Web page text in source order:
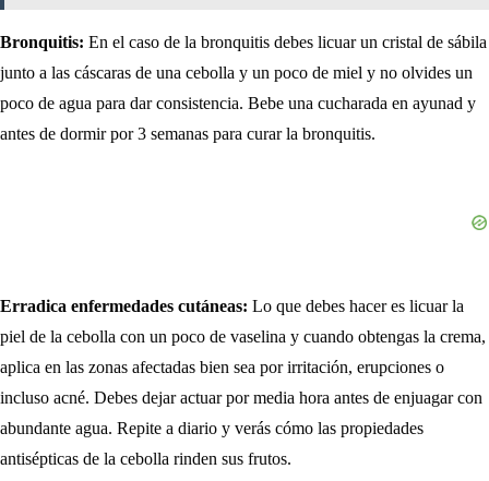
Bronquitis: En el caso de la bronquitis debes licuar un cristal de sábila
junto a las cáscaras de una cebolla y un poco de miel y no olvides un
poco de agua para dar consistencia. Bebe una cucharada en ayunad y
antes de dormir por 3 semanas para curar la bronquitis.
Erradica enfermedades cutáneas: Lo que debes hacer es licuar la
piel de la cebolla con un poco de vaselina y cuando obtengas la crema,
aplica en las zonas afectadas bien sea por irritación, erupciones o
incluso acné. Debes dejar actuar por media hora antes de enjuagar con
abundante agua. Repite a diario y verás cómo las propiedades
antisépticas de la cebolla rinden sus frutos.